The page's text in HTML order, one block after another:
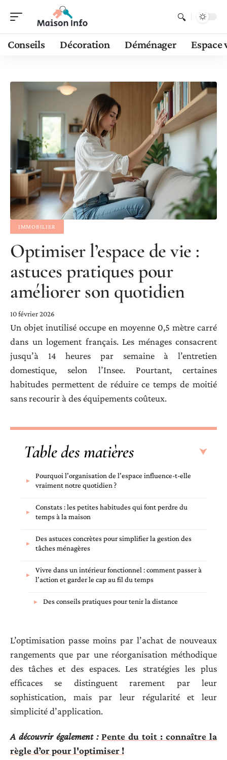
Conseils Décoration Déménager Espace
IMMOBILIER
Optimiser l’espace de vie :
astuces pratiques pour
améliorer son quotidien
10 février 2026
Un objet inutilisé occupe en moyenne 0,5 mètre carré
dans un logement français. Les ménages consacrent
jusqu’à 14 heures par semaine à l’entretien
domestique, selon l’Insee. Pourtant, certaines
habitudes permettent de réduire ce temps de moitié
sans recourir à des équipements coûteux.
Table des matières
Pourquoi l’organisation de l’espace influence-t-elle
vraiment notre quotidien ?
Constats : les petites habitudes qui font perdre du
temps à la maison
Des astuces concrètes pour simplifier la gestion des
tâches ménagères
Vivre dans un intérieur fonctionnel : comment passer à
l’action et garder le cap au fil du temps
Des conseils pratiques pour tenir la distance
L’optimisation passe moins par l’achat de nouveaux
rangements que par une réorganisation méthodique
des tâches et des espaces. Les stratégies les plus
efficaces se distinguent rarement par leur
sophistication, mais par leur régularité et leur
simplicité d’application.
A découvrir également : Pente du toit : connaître la
règle d’or pour l'optimiser !